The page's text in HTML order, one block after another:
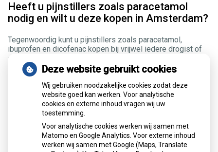
Heeft u pijnstillers zoals paracetamol
nodig en wilt u deze kopen in Amsterdam?
Tegenwoordig kunt u pijnstillers zoals paracetamol,
ibuprofen en dicofenac kopen bij vrijwel iedere drogist of
supermarkt in Amsterdam. Toch raden wij u aan om deze
aan te schaffen in onze apotheek. Onze deskundige
apothekers kunnen u namelijk gericht adviseren over het
gebruik van deze pijnstillers, bijvoorbeeld als u al andere
medicijnen zoals naproxenslikt. Zo wordt u tijdig
gewaarschuwd over mogelijk schadelijke bijwerkingen.
Denk aan uw eigen gezondheid en kom uw pijnstillers dan
ook kopen bij Apotheek/Pharmacy Wittop Koning te
Amsterdam.
Deze website gebruikt cookies
Wij gebruiken noodzakelijke cookies zodat deze
website goed kan werken. Voor analytische
cookies en externe inhoud vragen wij uw
toestemming.
Voor analytische cookies werken wij samen met
Matomo en Google Analytics. Voor externe inhoud
werken wij samen met Google (Maps, Translate